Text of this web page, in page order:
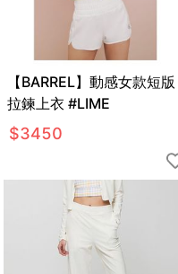
【BARREL】動感女款短版
拉鍊上衣 #LIME
$3450